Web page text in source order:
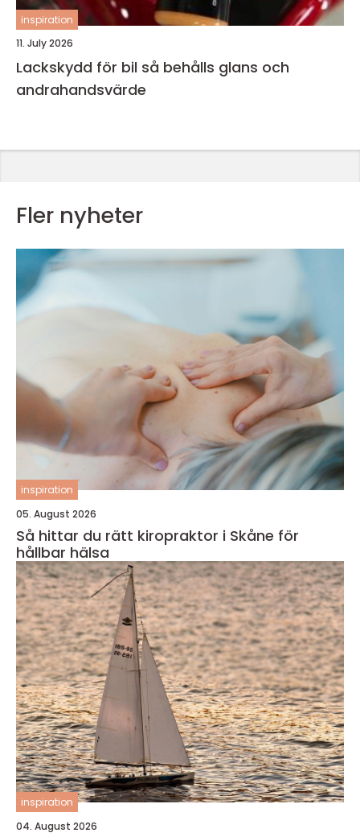
inspiration
11. July 2026
Lackskydd för bil så behålls glans och
andrahandsvärde
Fler nyheter
inspiration
05. August 2026
Så hittar du rätt kiropraktor i Skåne för
hållbar hälsa
inspiration
04. August 2026